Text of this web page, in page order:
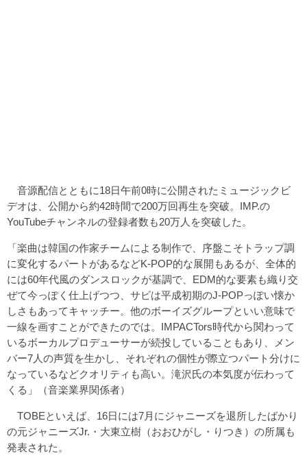
音源配信とともに18日午前0時に公開されたミュージックビ
デオは、公開から約42時間で200万回再生を突破。IMP.の
YouTubeチャンネルの登録者数も20万人を突破した。
「楽曲は韓国の作家チームによる制作で、序盤こそトラップ調
に変化するパートがあるなどK-POP的な展開もあるが、全体的
には60年代風のダンスロックが基調で、EDM的な要素も織り交
ぜて今っぽく仕上げつつ、サビは平成初期のJ-POPっぽい懐か
しさもあってキャッチー。他のボーイズグループといい意味で
一線を画すことができたのでは。IMPACTors時代から関わって
いるボーカルプロデューサーが続投していることもあり、メン
バー7人の声質を生かし、それぞれの個性が際立つパート分けに
なっているなどクオリティも高い。滝沢氏の本気度が伝わって
くる」（音楽業界関係者）
TOBEといえば、16日には7月にジャニーズを退所したばかり
の元ジャニーズJr.・大東立樹（おおひがし・りつき）の所属も
発表された。